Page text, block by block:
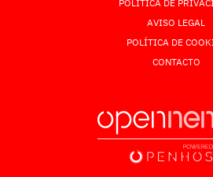
POLÍTICA DE
AVISO LEGAL
POLÍTICA DE
CONTACTO